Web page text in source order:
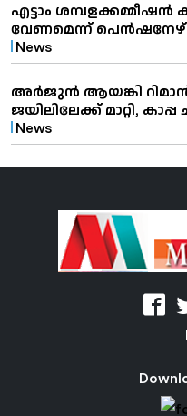
എട്ടാം ശമ്പളക്കമ്മീഷൻ
വേണമെന്ന്
News
അർജുൻ ആയങ്കി
ജയിലിലേക്ക് മാറ്റി,
News